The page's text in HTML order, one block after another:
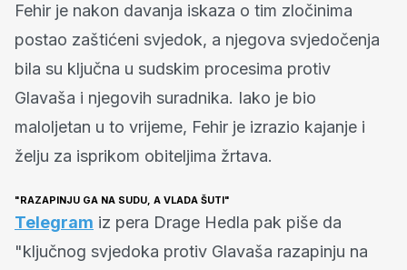
Fehir je nakon davanja iskaza o tim zločinima
postao zaštićeni svjedok, a njegova svjedočenja
bila su ključna u sudskim procesima protiv
Glavaša i njegovih suradnika. Iako je bio
maloljetan u to vrijeme, Fehir je izrazio kajanje i
želju za isprikom obiteljima žrtava.
"RAZAPINJU GA NA SUDU, A VLADA ŠUTI"
Telegram iz pera Drage Hedla pak piše da
"ključnog svjedoka protiv Glavaša razapinju na